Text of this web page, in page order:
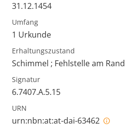
31.12.1454
Umfang
1 Urkunde
Erhaltungszustand
Schimmel ; Fehlstelle am Rand
Signatur
6.7407.A.5.15
URN
urn:nbn:at:at-dai-63462